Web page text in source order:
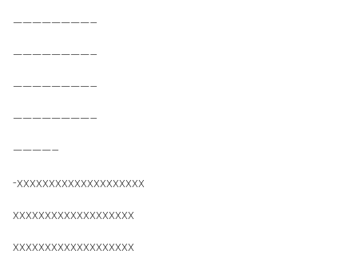
————————–
————————–
————————–
————————–
————–
-xxxxxxxxxxxxxxxxxxxx
xxxxxxxxxxxxxxxxxxx
xxxxxxxxxxxxxxxxxxx